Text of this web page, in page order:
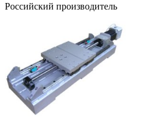
Российский производитель